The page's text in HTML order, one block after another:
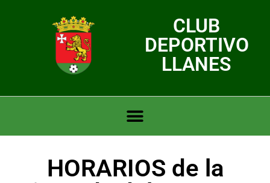
CLUB
DEPORTIVO
LLANES
HORARIOS de la